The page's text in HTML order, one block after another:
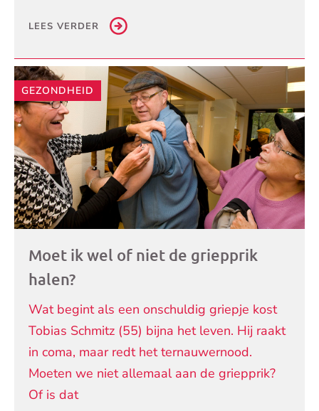
LEES VERDER
GEZONDHEID
Moet ik wel of niet de griepprik
halen?
Wat begint als een onschuldig griepje kost
Tobias Schmitz (55) bijna het leven. Hij raakt
in coma, maar redt het ternauwernood.
Moeten we niet allemaal aan de griepprik?
Of is dat